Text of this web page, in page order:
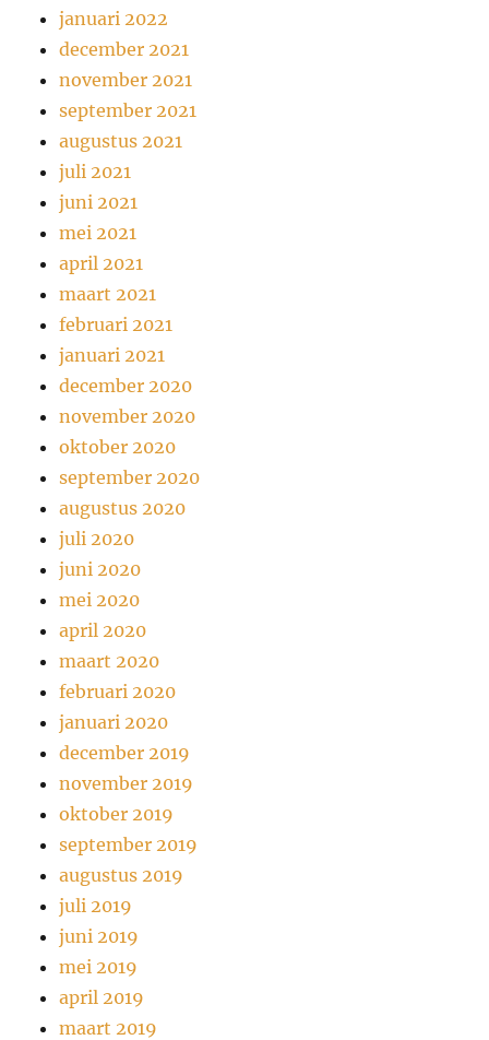
januari 2022
december 2021
november 2021
september 2021
augustus 2021
juli 2021
juni 2021
mei 2021
april 2021
maart 2021
februari 2021
januari 2021
december 2020
november 2020
oktober 2020
september 2020
augustus 2020
juli 2020
juni 2020
mei 2020
april 2020
maart 2020
februari 2020
januari 2020
december 2019
november 2019
oktober 2019
september 2019
augustus 2019
juli 2019
juni 2019
mei 2019
april 2019
maart 2019